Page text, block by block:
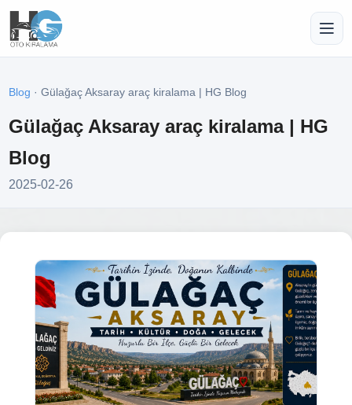
Blog · Gülağaç Aksaray araç kiralama | HG Blog
Gülağaç Aksaray araç kiralama | HG
Blog
2025-02-26